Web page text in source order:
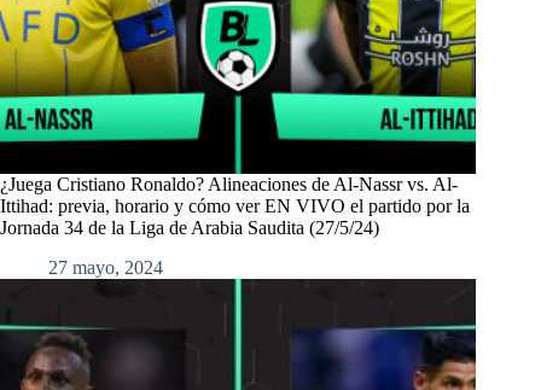
¿Juega Cristiano Ronaldo? Alineaciones de Al-Nassr vs. Al-
Ittihad: previa, horario y cómo ver EN VIVO el partido por la
Jornada 34 de la Liga de Arabia Saudita (27/5/24)
27 mayo, 2024